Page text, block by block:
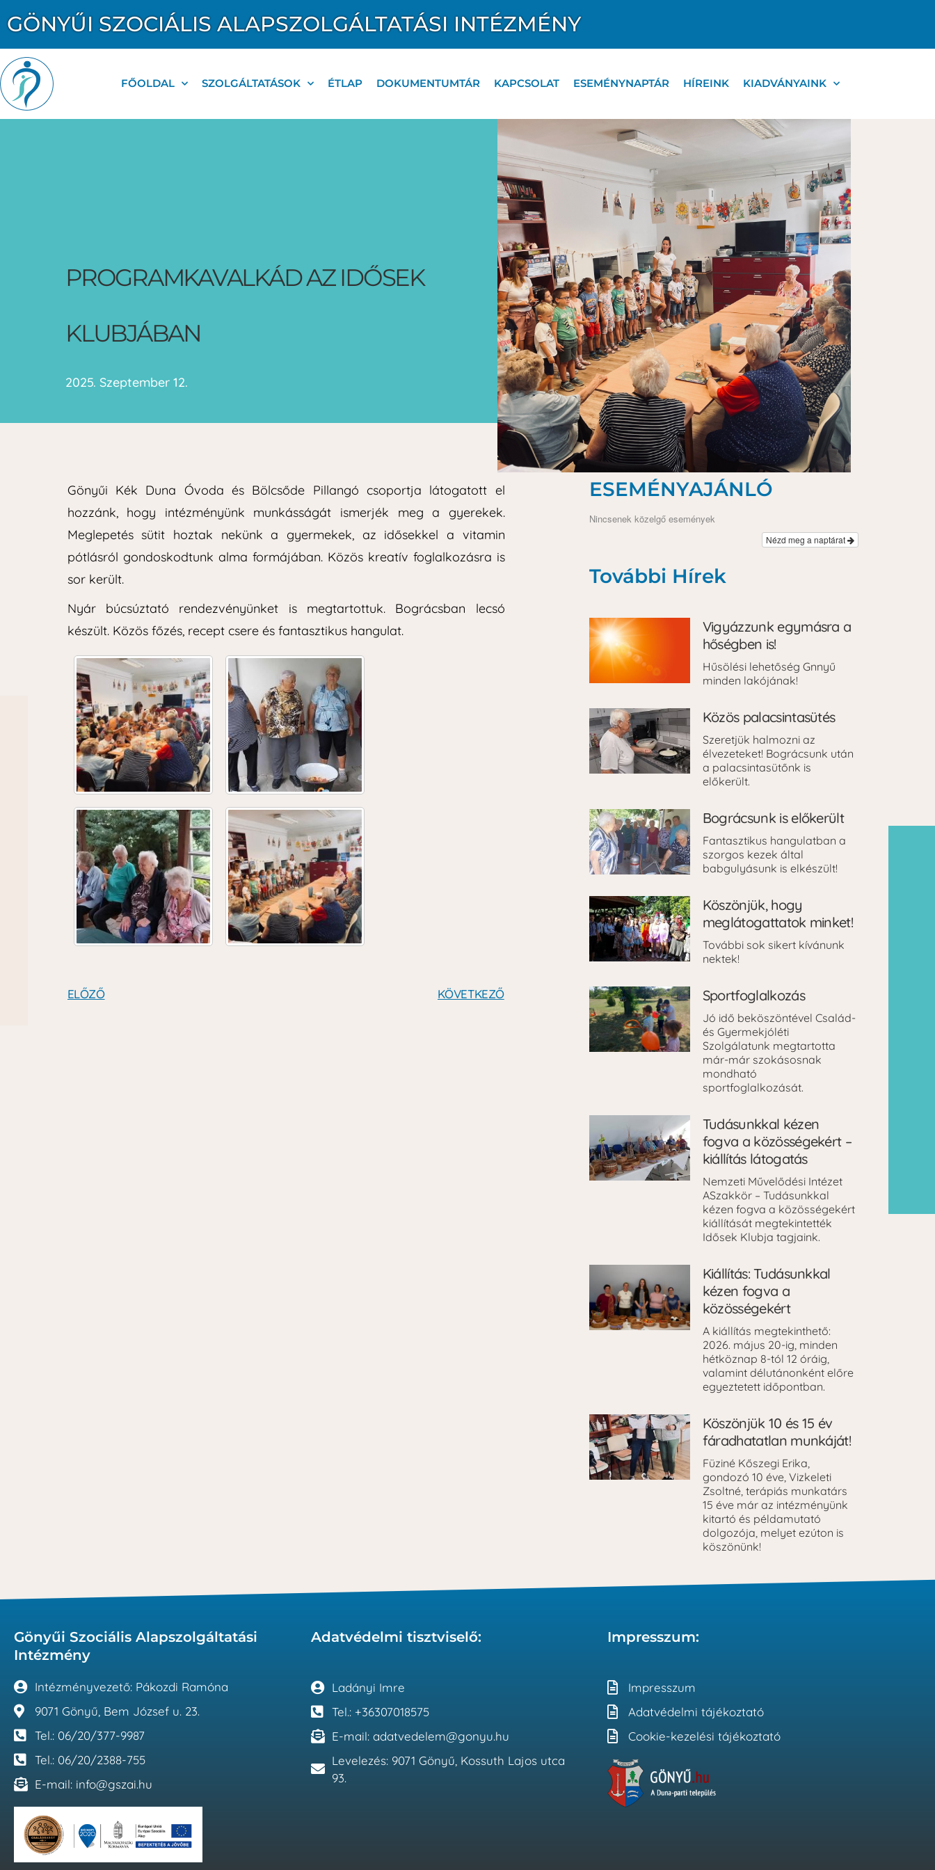
GÖNYŰI SZOCIÁLIS ALAPSZOLGÁLTATÁSI INTÉZMÉNY
FŐOLDAL SZOLGÁLTATÁSOK ÉTLAP DOKUMENTUMTÁR KAPCSOLAT ESEMÉNYNAPTÁR HÍREINK KIADVÁNYAINK
PROGRAMKAVALKÁD AZ IDŐSEK
KLUBJÁBAN
2025. Szeptember 12.
Gönyűi Kék Duna Óvoda és Bölcsőde Pillangó csoportja látogatott el
hozzánk, hogy intézményünk munkásságát ismerjék meg a gyerekek.
Meglepetés sütit hoztak nekünk a gyermekek, az idősekkel a vitamin
pótlásról gondoskodtunk alma formájában. Közös kreatív foglalkozásra is
sor került.
Nyár búcsúztató rendezvényünket is megtartottuk. Bográcsban lecsó
készült. Közös főzés, recept csere és fantasztikus hangulat.
ELŐZŐ KÖVETKEZŐ
ESEMÉNYAJÁNLÓ
Nincsenek közelgő események
Nézd meg a naptárat
További Hírek
Vigyázzunk egymásra a
hőségben is!
Hűsölési lehetőség Gnnyű
minden lakójának!
Közös palacsintasütés
Szeretjük halmozni az
élvezeteket! Bográcsunk után
a palacsintasütőnk is
előkerült.
Bográcsunk is előkerült
Fantasztikus hangulatban a
szorgos kezek által
babgulyásunk is elkészült!
Köszönjük, hogy
meglátogattatok minket!
További sok sikert kívánunk
nektek!
Sportfoglalkozás
Jó idő beköszöntével Család-
és Gyermekjóléti
Szolgálatunk megtartotta
már-már szokásosnak
mondható
sportfoglalkozását.
Tudásunkkal kézen
fogva a közösségekért –
kiállítás látogatás
Nemzeti Művelődési Intézet
ASzakkör – Tudásunkkal
kézen fogva a közösségekért
kiállítását megtekintették
Idősek Klubja tagjaink.
Kiállítás: Tudásunkkal
kézen fogva a
közösségekért
A kiállítás megtekinthető:
2026. május 20-ig, minden
hétköznap 8-tól 12 óráig,
valamint délutánonként előre
egyeztetett időpontban.
Köszönjük 10 és 15 év
fáradhatatlan munkáját!
Füziné Kőszegi Erika,
gondozó 10 éve, Vizkeleti
Zsoltné, terápiás munkatárs
15 éve már az intézményünk
kitartó és példamutató
dolgozója, melyet ezúton is
köszönünk!
Gönyűi Szociális Alapszolgáltatási
Intézmény
Intézményvezető: Pákozdi Ramóna
9071 Gönyű, Bem József u. 23.
Tel.: 06/20/377-9987
Tel.: 06/20/2388-755
E-mail: info@gszai.hu
Adatvédelmi tisztviselő:
Ladányi Imre
Tel.: +36307018575
E-mail: adatvedelem@gonyu.hu
Levelezés: 9071 Gönyű, Kossuth Lajos utca
93.
Impresszum:
Impresszum
Adatvédelmi tájékoztató
Cookie-kezelési tájékoztató